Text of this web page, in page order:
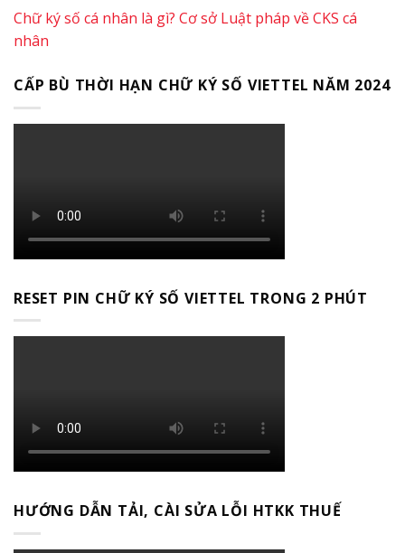
Chữ ký số cá nhân là gì? Cơ sở Luật pháp về CKS cá
nhân
CẤP BÙ THỜI HẠN CHỮ KÝ SỐ VIETTEL NĂM 2024
RESET PIN CHỮ KÝ SỐ VIETTEL TRONG 2 PHÚT
HƯỚNG DẪN TẢI, CÀI SỬA LỖI HTKK THUẾ